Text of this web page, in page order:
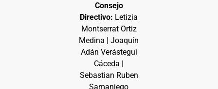
Consejo
Directivo: Letizia
Montserrat Ortiz
Medina | Joaquín
Adán Verástegui
Cáceda |
Sebastian Ruben
Samaniego